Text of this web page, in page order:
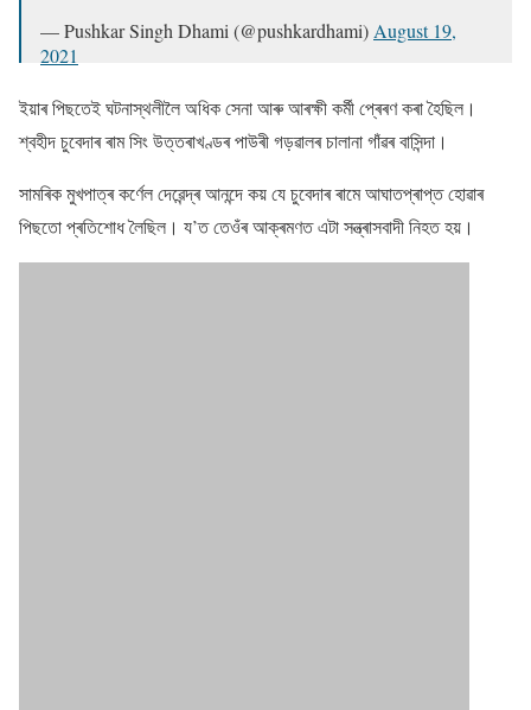
— Pushkar Singh Dhami (@pushkardhami) August 19,
2021
ইয়াৰ পিছতেই ঘটনাস্থলীলৈ অধিক সেনা আৰু আৰক্ষী কৰ্মী প্ৰেৰণ কৰা হৈছিল।
শ্বহীদ চুবেদাৰ ৰাম সিং উত্তৰাখণ্ডৰ পাউৰী গড়ৱালৰ চালানা গাঁৱৰ বাসিন্দা।
সামৰিক মুখপাত্ৰ কৰ্ণেল দেৱেন্দ্ৰ আনন্দে কয় যে চুবেদাৰ ৰামে আঘাতপ্ৰাপ্ত হোৱাৰ
পিছতো প্ৰতিশোধ লৈছিল। য’ত তেওঁৰ আক্ৰমণত এটা সন্ত্ৰাসবাদী নিহত হয়।